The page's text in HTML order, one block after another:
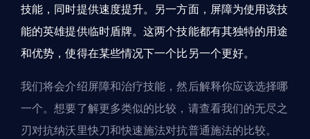
技能，同时提供速度提升。另一方面，屏障为使用该技
能的英雄提供临时盾牌。这两个技能都有其独特的用途
和优势，使得在某些情况下一个比另一个更好。
我们将会介绍屏障和治疗技能，然后解释你应该选择哪
一个。想要了解更多类似的比较，请查看我们的无尽之
刃对抗纳沃里快刀和快速施法对抗普通施法的比较。